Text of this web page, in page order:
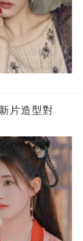
片造型對